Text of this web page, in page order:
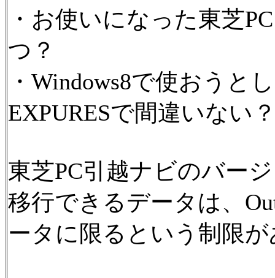
・お使いになった東芝
つ？
・Windows8で使おうと
EXPURESで間違いない
東芝PC引越ナビのバー
移行できるデータは、
ータに限るという制限